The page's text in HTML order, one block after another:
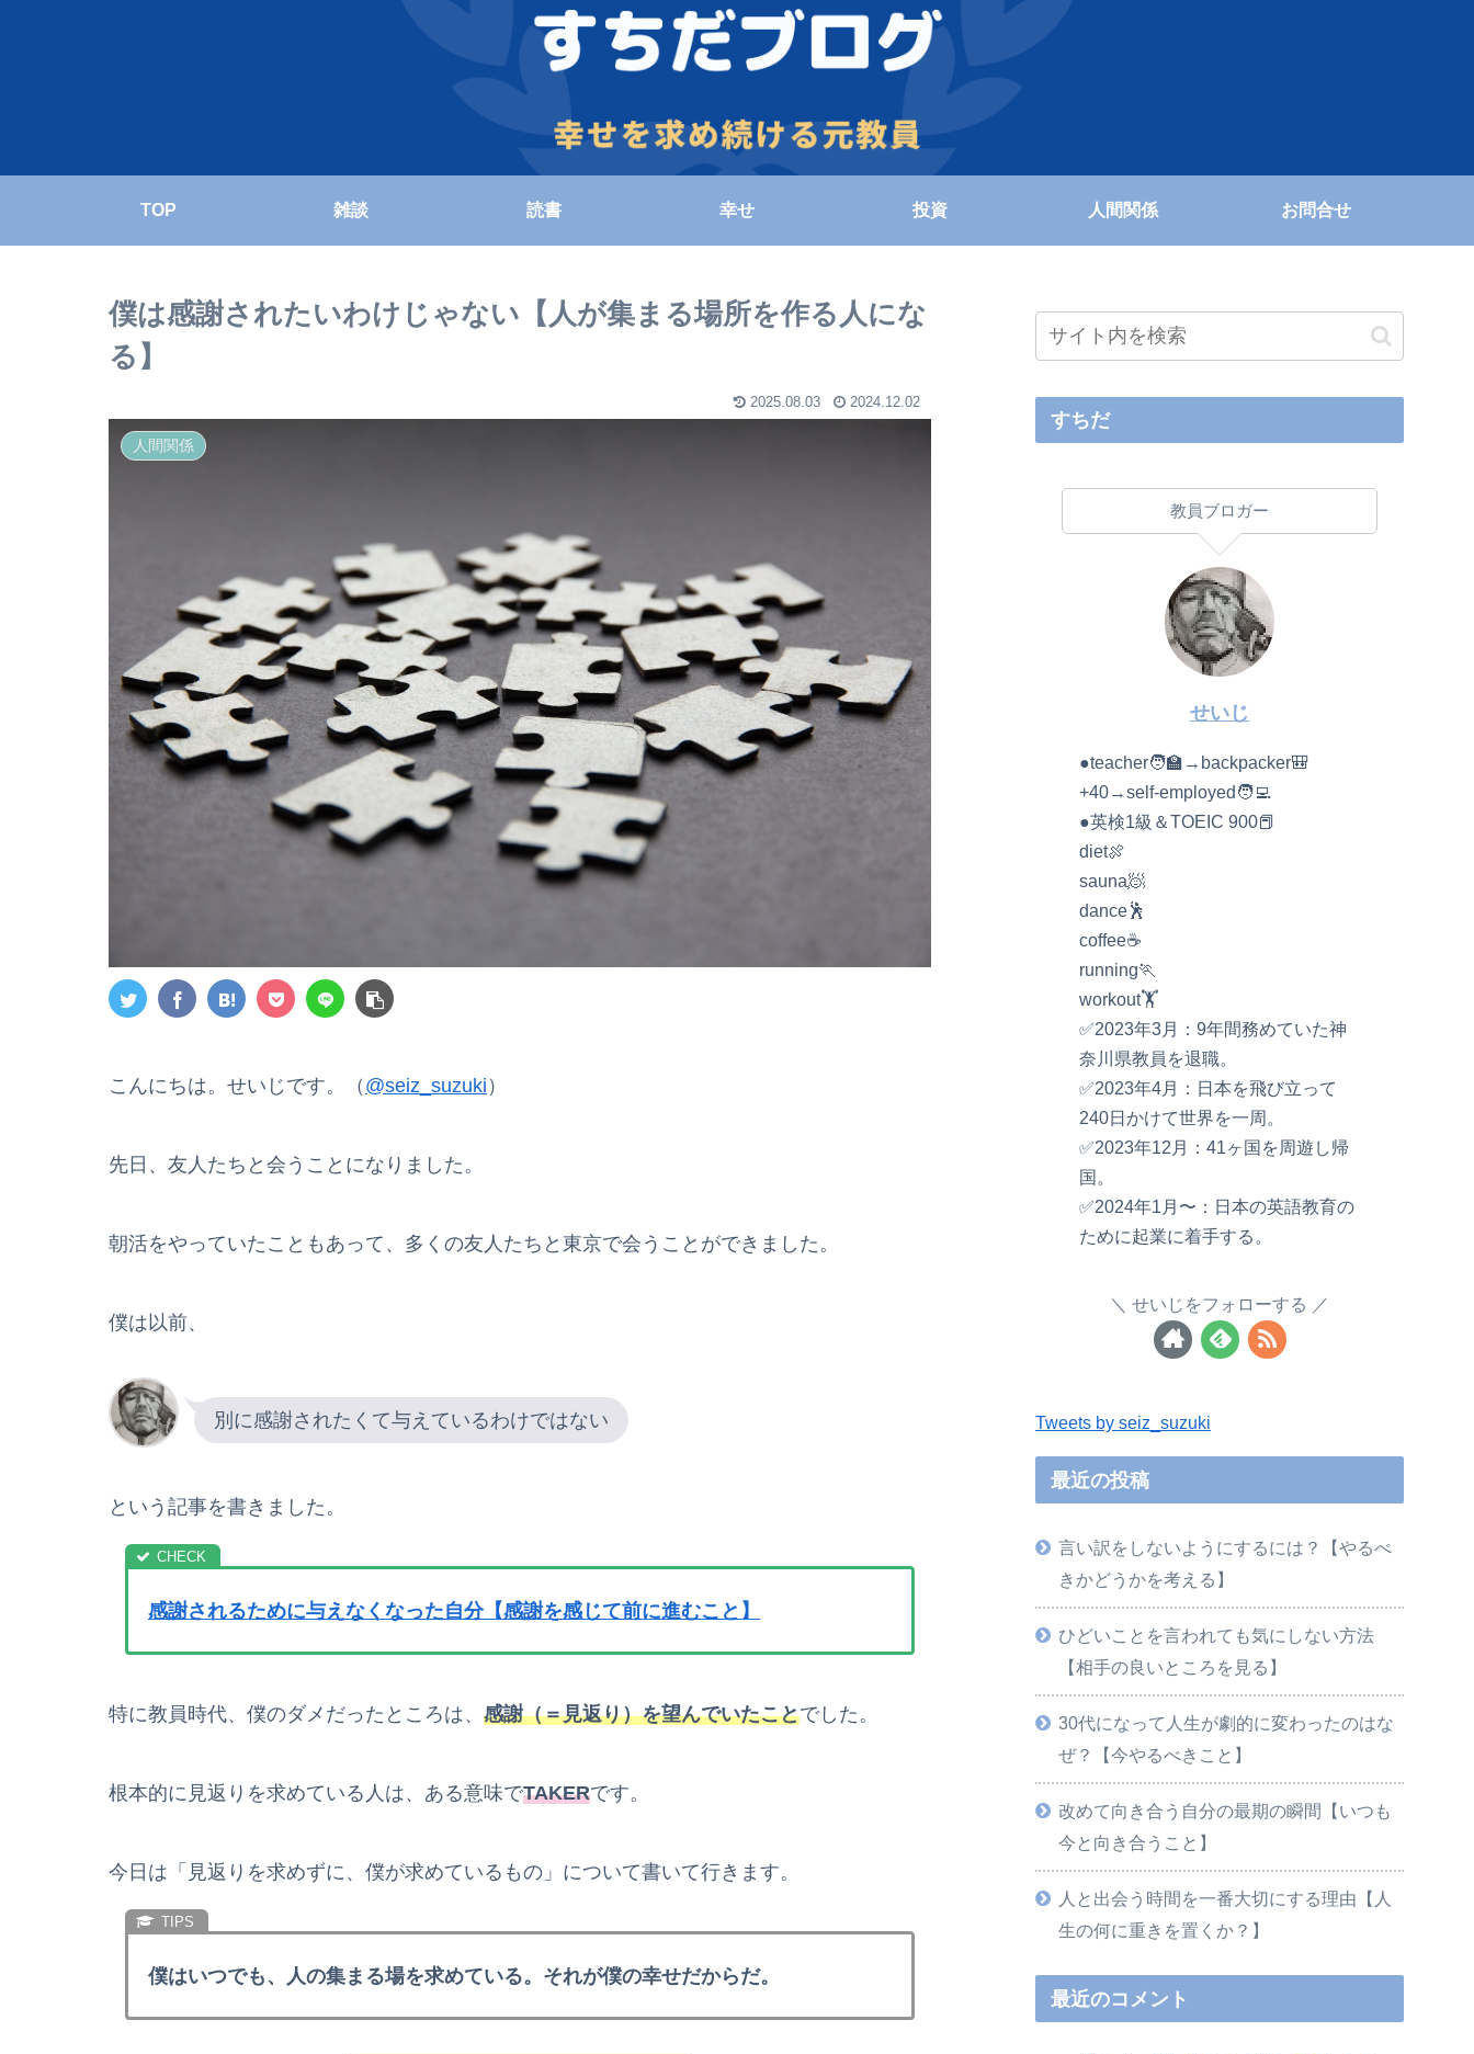
TOP 雑談 読書 幸せ 投資 人間関係 お問合せ
僕は感謝されたいわけじゃない【人が集まる場所を作る人にな
る】
2025.08.03 2024.12.02
人間関係
こんにちは。せいじです。（ @seiz_suzuki ）
先日、友人たちと会うことになりました。
朝活をやっていたこともあって、多くの友人たちと東京で会うことができました。
僕は以前、
別に感謝されたくて与えているわけではない
という記事を書きました。
感謝されるために与えなくなった自分【感謝を感じて前に進むこと】
特に教員時代、僕のダメだったところは、 感謝（＝見返り）を望んでいたことでした。
根本的に見返りを求めている人は、ある意味でTAKERです。
今日は「見返りを求めずに、僕が求めているもの」について書いて行きます。
僕はいつでも、人の集まる場を求めている。それが僕の幸せだからだ。
すちだ
教員ブロガー
せいじ
●teacher🧑‍🏫→backpacker🎒
+40→self-employed🧑‍💻
●英検1級＆TOEIC 900📕
diet🍖
sauna🧖
dance🕺
coffee☕️
running🏃
workout🏋️
✅2023年3月：9年間務めていた神
奈川県教員を退職。
✅2023年4月：日本を飛び立って
240日かけて世界を一周。
✅2023年12月：41ヶ国を周遊し帰
国。
✅2024年1月〜：日本の英語教育の
ために起業に着手する。
せいじをフォローする
Tweets by seiz_suzuki
最近の投稿
言い訳をしないようにするには？【やるべ
きかどうかを考える】
ひどいことを言われても気にしない方法
【相手の良いところを見る】
30代になって人生が劇的に変わったのはな
ぜ？【今やるべきこと】
改めて向き合う自分の最期の瞬間【いつも
今と向き合うこと】
人と出会う時間を一番大切にする理由【人
生の何に重きを置くか？】
最近のコメント